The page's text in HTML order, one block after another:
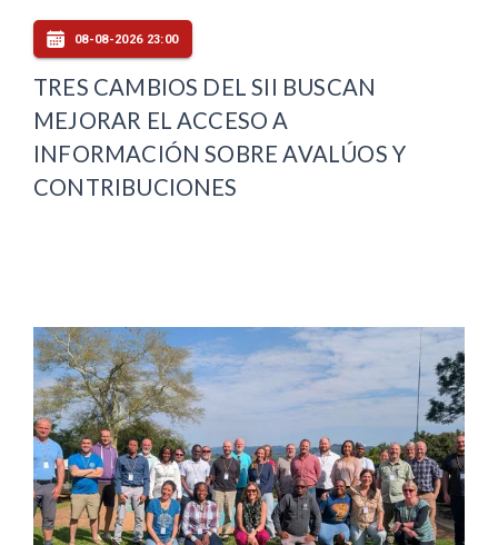
08-08-2026 23:00
TRES CAMBIOS DEL SII BUSCAN
MEJORAR EL ACCESO A
INFORMACIÓN SOBRE AVALÚOS Y
CONTRIBUCIONES